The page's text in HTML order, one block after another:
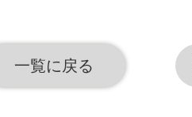
一覧に戻る